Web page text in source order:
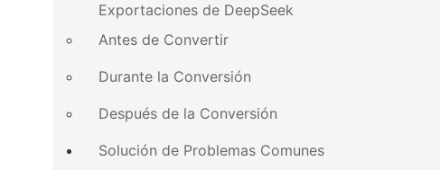
Exportaciones de DeepSeek
Antes de Convertir
Durante la Conversión
Después de la Conversión
Solución de Problemas Comunes